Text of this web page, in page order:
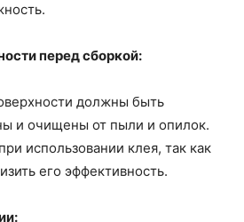
перед сборкой:
должны быть
и очищены от пыли и опилок.
использовании клея, так как
его эффективность.